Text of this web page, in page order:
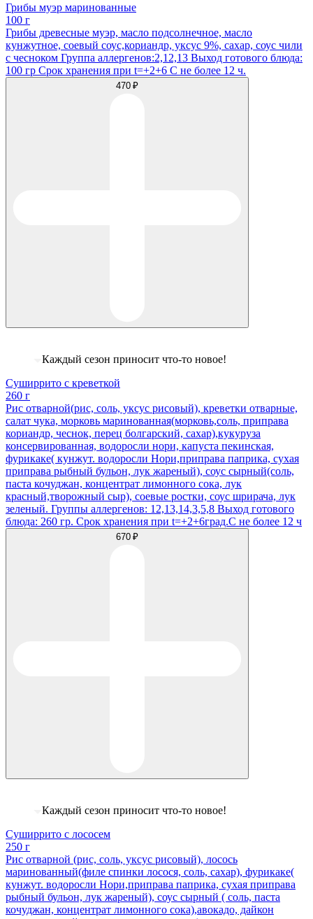
Грибы муэр маринованные
100 г
Грибы древесные муэр, масло подсолнечное, масло
кунжутное, соевый соус,кориандр, уксус 9%, сахар, соус чили
с чесноком Группа аллергенов:2,12,13 Выход готового блюда:
100 гр Срок хранения при t=+2+6 С не более 12 ч.
470 ₽
Каждый сезон приносит что-то новое!
Суширрито с креветкой
260 г
Рис отварной(рис, соль, уксус рисовый), креветки отварные,
салат чука, морковь маринованная(морковь,соль, приправа
кориандр, чеснок, перец болгарский, сахар),кукуруза
консервированная, водоросли нори, капуста пекинская,
фурикаке( кунжут. водоросли Нори,приправа паприка, сухая
приправа рыбный бульон, лук жареный), соус сырный(соль,
паста кочуджан, концентрат лимонного сока, лук
красный,творожный сыр), соевые ростки, соус шрирача, лук
зеленый. Группы аллергенов: 12,13,14,3,5,8 Выход готового
блюда: 260 гр. Срок хранения при t=+2+6град.С не более 12 ч
670 ₽
Каждый сезон приносит что-то новое!
Суширрито с лососем
250 г
Рис отварной (рис, соль, уксус рисовый), лосось
маринованный(филе спинки лосося, соль, сахар), фурикаке(
кунжут. водоросли Нори,приправа паприка, сухая приправа
рыбный бульон, лук жареный), соус сырный ( соль, паста
кочуджан, концентрат лимонного сока),авокадо, дайкон